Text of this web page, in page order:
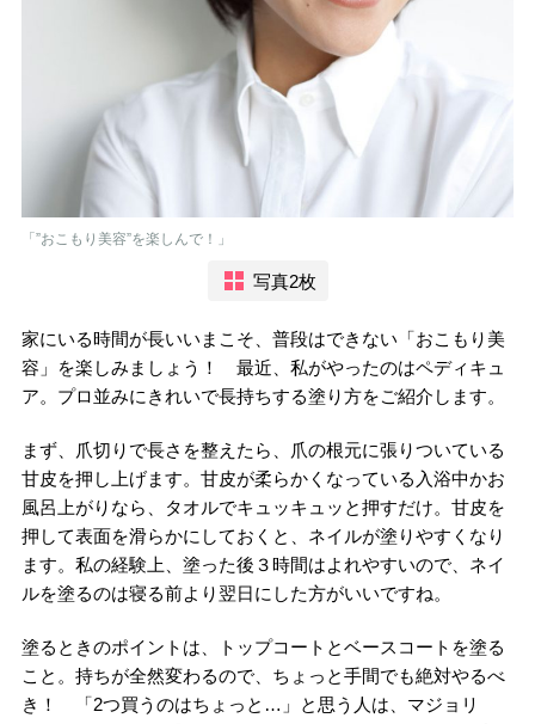
「”おこもり美容”を楽しんで！」
写真2枚
家にいる時間が長いいまこそ、普段はできない「おこもり美
容」を楽しみましょう！ 最近、私がやったのはペディキュ
ア。プロ並みにきれいで長持ちする塗り方をご紹介します。
まず、爪切りで長さを整えたら、爪の根元に張りついている
甘皮を押し上げます。甘皮が柔らかくなっている入浴中かお
風呂上がりなら、タオルでキュッキュッと押すだけ。甘皮を
押して表面を滑らかにしておくと、ネイルが塗りやすくなり
ます。私の経験上、塗った後３時間はよれやすいので、ネイ
ルを塗るのは寝る前より翌日にした方がいいですね。
塗るときのポイントは、トップコートとベースコートを塗る
こと。持ちが全然変わるので、ちょっと手間でも絶対やるべ
き！ 「2つ買うのはちょっと…」と思う人は、マジョリ